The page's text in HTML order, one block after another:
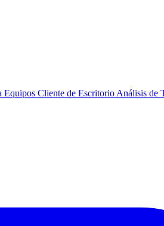
Equipos Cliente de Escritorio Análisis de